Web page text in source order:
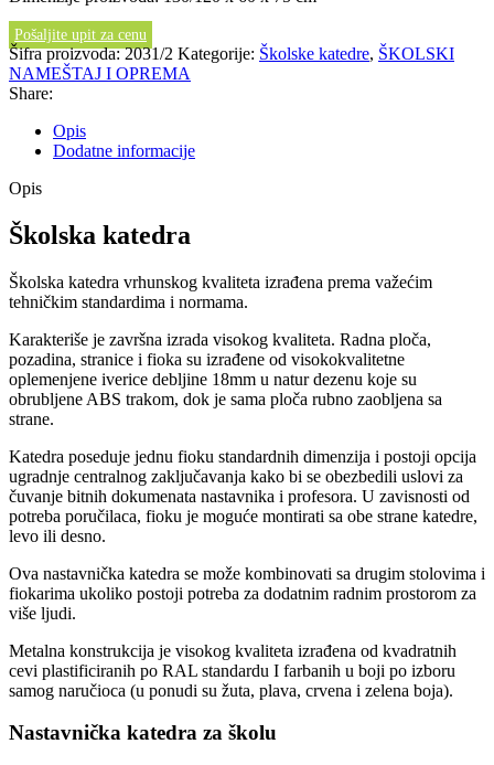
Pošaljite upit za cenu
Šifra proizvoda:2031/2 Kategorije: Školske katedre, ŠKOLSKI
NAMEŠTAJ I OPREMA
Share:
Opis
Dodatne informacije
Opis
Školska katedra
Školska katedra vrhunskog kvaliteta izrađena prema važećim
tehničkim standardima i normama.
Karakteriše je završna izrada visokog kvaliteta. Radna ploča,
pozadina, stranice i fioka su izrađene od visokokvalitetne
oplemenjene iverice debljine 18mm u natur dezenu koje su
obrubljene ABS trakom, dok je sama ploča rubno zaobljena sa
strane.
Katedra poseduje jednu fioku standardnih dimenzija i postoji opcija
ugradnje centralnog zaključavanja kako bi se obezbedili uslovi za
čuvanje bitnih dokumenata nastavnika i profesora. U zavisnosti od
potreba poručilaca, fioku je moguće montirati sa obe strane katedre,
levo ili desno.
Ova nastavnička katedra se može kombinovati sa drugim stolovima i
fiokarima ukoliko postoji potreba za dodatnim radnim prostorom za
više ljudi.
Metalna konstrukcija je visokog kvaliteta izrađena od kvadratnih
cevi plastificiranih po RAL standardu I farbanih u boji po izboru
samog naručioca (u ponudi su žuta, plava, crvena i zelena boja).
Nastavnička katedra za školu